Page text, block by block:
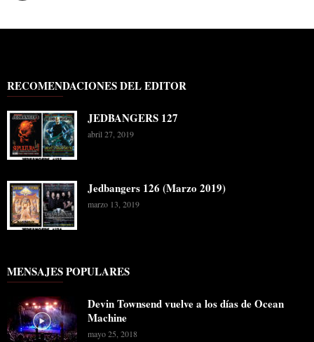
RECOMENDACIONES DEL EDITOR
JEDBANGERS 127
abril 27, 2019
Jedbangers 126 (Marzo 2019)
marzo 13, 2019
MENSAJES POPULARES
Devin Townsend vuelve a los días de Ocean
Machine
mayo 25, 2018